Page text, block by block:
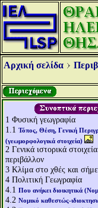
Αρχική σελίδα
1 Φυσική γεωγραφία
1.1 Τόπος, Θέση, Γενική
(γεωμορφολογικά στοιχεία)
2 Γενικά ιστορικά
περιβάλλον
3 Κλίμα στο χθές και
4 Πολιτική Γεωγραφία
4.1 Που ανήκει διοικητικά
4.2 Νομικό καθεστώς-